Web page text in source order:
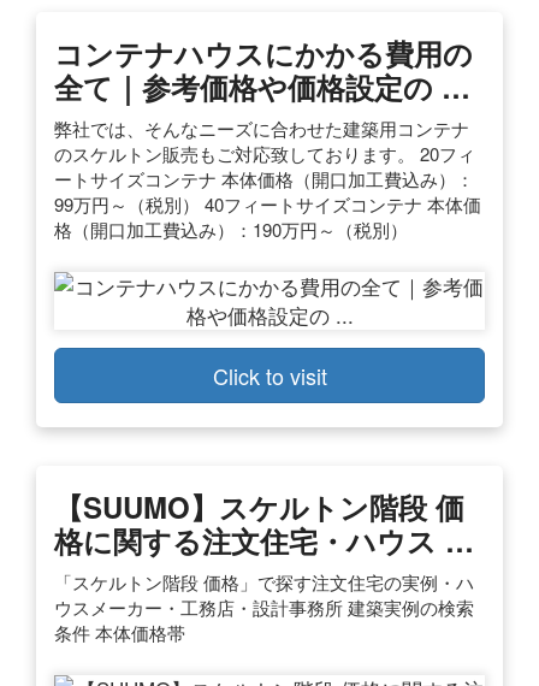
コンテナハウスにかかる費用の
全て｜参考価格や価格設定の …
弊社では、そんなニーズに合わせた建築用コンテナ
のスケルトン販売もご対応致しております。 20フィ
ートサイズコンテナ 本体価格（開口加工費込み）：
99万円～（税別） 40フィートサイズコンテナ 本体価
格（開口加工費込み）：190万円～（税別）
Click to visit
【SUUMO】スケルトン階段 価
格に関する注文住宅・ハウス …
「スケルトン階段 価格」で探す注文住宅の実例・ハ
ウスメーカー・工務店・設計事務所 建築実例の検索
条件 本体価格帯